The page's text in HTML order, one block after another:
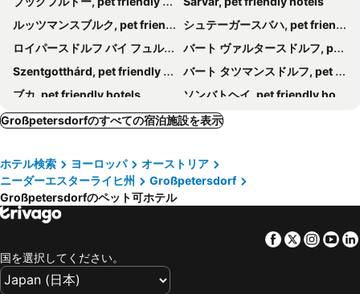
ルッツマンスブルク, pet friendly hotels
シュテーガースバハ, pet friendly hotels
ロイパースドルフ バイ フュルステンフェルト, pet friendly hotels
バート ヴァルタースドルフ, pet friendly hotels
Szentgotthárd, pet friendly hotels
バート タツマンスドルフ, pet friendly hotels
ブカ, pet friendly hotels
ソンバトヘイ, pet friendly hotels
Kőszeg, pet friendly hotels
Stubenberg am See, pet friendly hotels
Wenigzell, pet friendly hotels
Pöllauberg, pet friendly hotels
Neutal, pet friendly hotels
Jennersdorf, pet friendly hotels
Riegersburg, pet friendly hotels
Birkfeld, pet friendly hotels
Hartberg, pet friendly hotels
Burgau, pet friendly hotels
Großpetersdorfのすべての宿泊施設を表示
ホテル検索 ヨーロッパ
オーストリア
ニーダーエスターライヒ州
Großpetersdorf
Großpetersdorfのペット可ホテル
Facebook
Twitter
国を選択してください。